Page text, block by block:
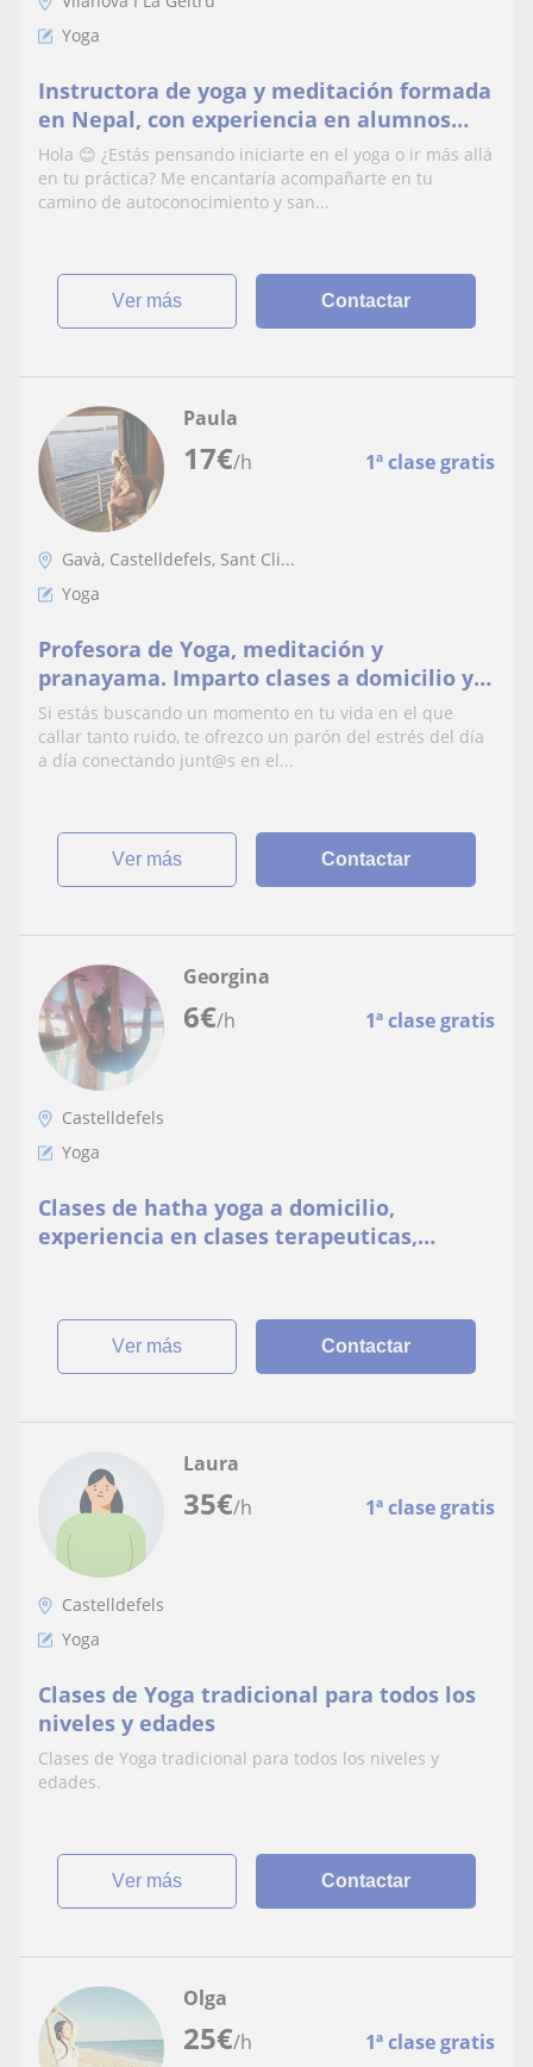
Yoga
Instructora de yoga y meditación formada
en Nepal, con experiencia en alumnos
principiantes e intermedios de todas las
edades
Hola 😊 ¿Estás pensando iniciarte en el yoga o ir más allá
en tu práctica? Me encantaría acompañarte en tu
camino de autoconocimiento y san...
ver más Contactar
17€/h 1ª clase gratis
Paula
Gavà, Castelldefels, Sant Cli...
Yoga
Profesora de Yoga, meditación y
pranayama. Imparto clases a domicilio y
online para principiantes y nivel bajo-
intermedio
Si estás buscando un momento en tu vida en el que
callar tanto ruido, te ofrezco un parón del estrés del día
a día conectando junt@s en el...
ver más Contactar
6€/h 1ª clase gratis
Georgina
Castelldefels
Yoga
Clases de hatha yoga a domicilio,
experiencia en clases terapeuticas,
ver más Contactar
35€/h 1ª clase gratis
Laura
Castelldefels
Yoga
Clases de Yoga tradicional para todos los
niveles y edades
Clases de Yoga tradicional para todos los niveles y
edades.
ver más Contactar
25€/h 1ª clase gratis
Olga